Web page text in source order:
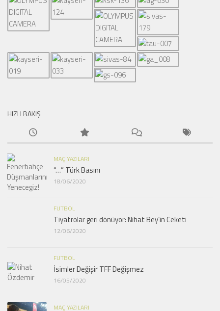
HIZLI BAKIŞ
MAÇ YAZILARI
“…” Türk Basını
18/06/2020
FUTBOL
Tiyatrolar geri dönüyor: Nihat Bey’in Ceketi
12/06/2020
FUTBOL
İsimler Değişir TFF Değişmez
16/05/2020
MAÇ YAZILARI